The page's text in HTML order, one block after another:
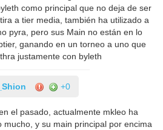
como principal que no deja de ser
a tier media, también ha utilizado a
pyra, pero sus Main no están en lo
ganando en un torneo a uno que
justamente con byleth
+0
el pasado, actualmente mkleo ha
mucho, y su main principal por encima